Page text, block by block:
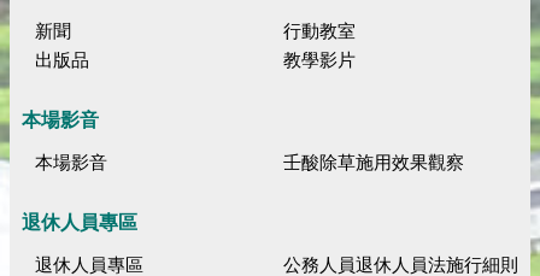
新聞
行動教室
出版品
教學影片
本場影音
本場影音 壬酸除草施用效果觀察
退休人員專區
退休人員專區
公務人員退休人員法施行細則